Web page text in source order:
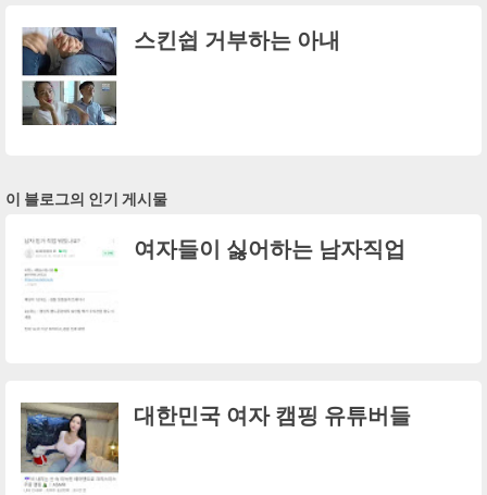
스킨쉽 거부하는 아내
이 블로그의 인기 게시물
여자들이 싫어하는 남자직업
대한민국 여자 캠핑 유튜버들